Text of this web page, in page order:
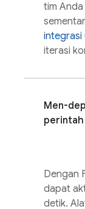
tim
integrasi
iterasi
Men-
perintah
Dengan
dapat
detik.